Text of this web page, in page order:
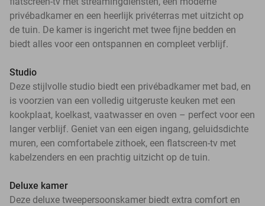
privébadkamer en een heerlijk privéterras met uitzicht op
de tuin. De kamer is ingericht met twee fijne bedden en
biedt alles voor een ontspannen en compleet verblijf.
Studio
Deze stijlvolle studio biedt een privébadkamer met bad, en
is voorzien van een volledig uitgeruste keuken met een
kookplaat, koelkast, vaatwasser en oven – perfect voor een
langer verblijf. Geniet van een eigen ingang, geluidsdichte
muren, een comfortabele zithoek, een flatscreen-tv met
kabelzenders en een prachtig uitzicht op de tuin.
Deluxe kamer
Deze deluxe tweepersoonskamer biedt extra comfort en